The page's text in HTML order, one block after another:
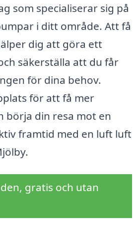
som specialiserar sig på
i ditt område. Att få
dig att göra ett
säkerställa att du får
för dina behov.
för att få mer
börja din resa mot en
framtid med en luft luft
gratis och utan